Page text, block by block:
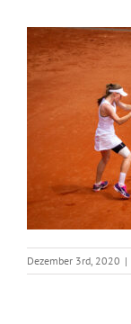
Dezember 3rd, 2020 |